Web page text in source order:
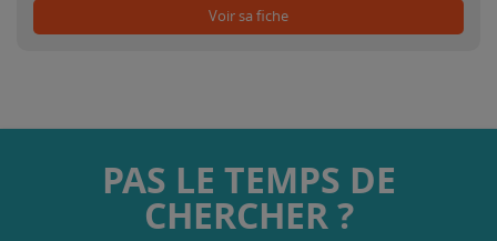
Voir sa fiche
PAS LE TEMPS DE
CHERCHER ?